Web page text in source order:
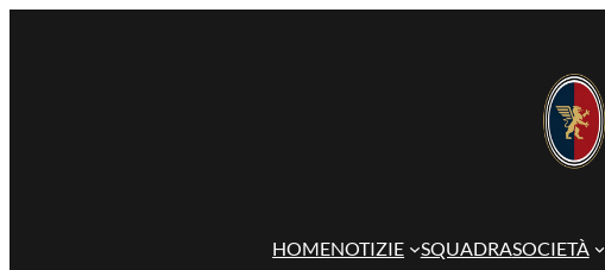
HOMENOTIZIE SQUADRASOCIETÀ